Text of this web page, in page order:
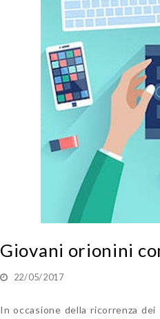
Giovani orionini
22/05/2017
In occasione della ricorrenza